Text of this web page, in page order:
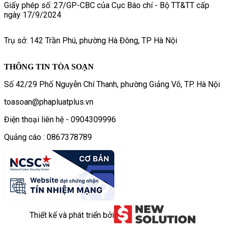
Giấy phép số: 27/GP-CBC của Cục Báo chí - Bộ TT&TT cấp
ngày 17/9/2024
Trụ sở: 142 Trần Phú, phường Hà Đông, TP Hà Nội
THÔNG TIN TÒA SOẠN
Số 42/29 Phố Nguyễn Chí Thanh, phường Giảng Võ, TP. Hà Nội
toasoan@phapluatplus.vn
Điện thoại liên hệ - 0904309996
Quảng cáo : 0867378789
Thiết kế và phát triển bởi